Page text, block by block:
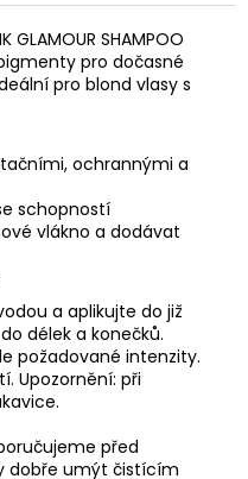
GLAMOUR SHAMPOO
pro dočasné
pro blond vlasy s
ochrannými a
schopností
vlákno a dodávat
a aplikujte do již
délek a konečků.
požadované intenzity.
Upozornění: při
před
dobře umýt čistícím